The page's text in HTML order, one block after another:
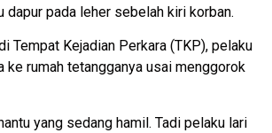
dapur pada leher sebelah kiri korban.
Tempat Kejadian Perkara (TKP), pelaku
ke rumah tetangganya usai menggorok
yang sedang hamil. Tadi pelaku lari